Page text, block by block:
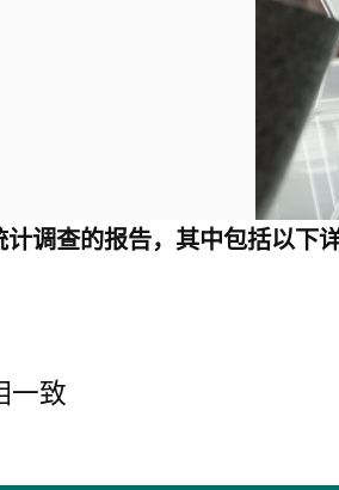
调查的报告，其中包括以下详
一致